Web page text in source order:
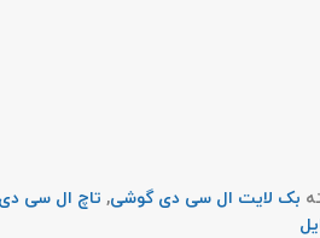
بک لایت ال سی دی گوشی, تاچ ال سی دی